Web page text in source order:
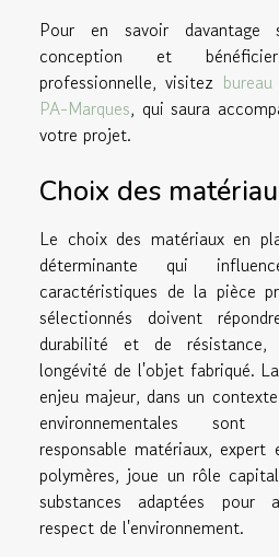
Pour en savoir davantage
conception et
professionnelle, visitez
PA-Marques, qui saura
votre projet.
Choix des
Le choix des matériaux en
déterminante qui
caractéristiques de la pièce
sélectionnés doivent
durabilité et de
longévité de l'objet fabriqué.
enjeu majeur, dans un
environnementales sont
responsable matériaux, expert
polymères, joue un rôle
substances adaptées pour
respect de l'environnement.